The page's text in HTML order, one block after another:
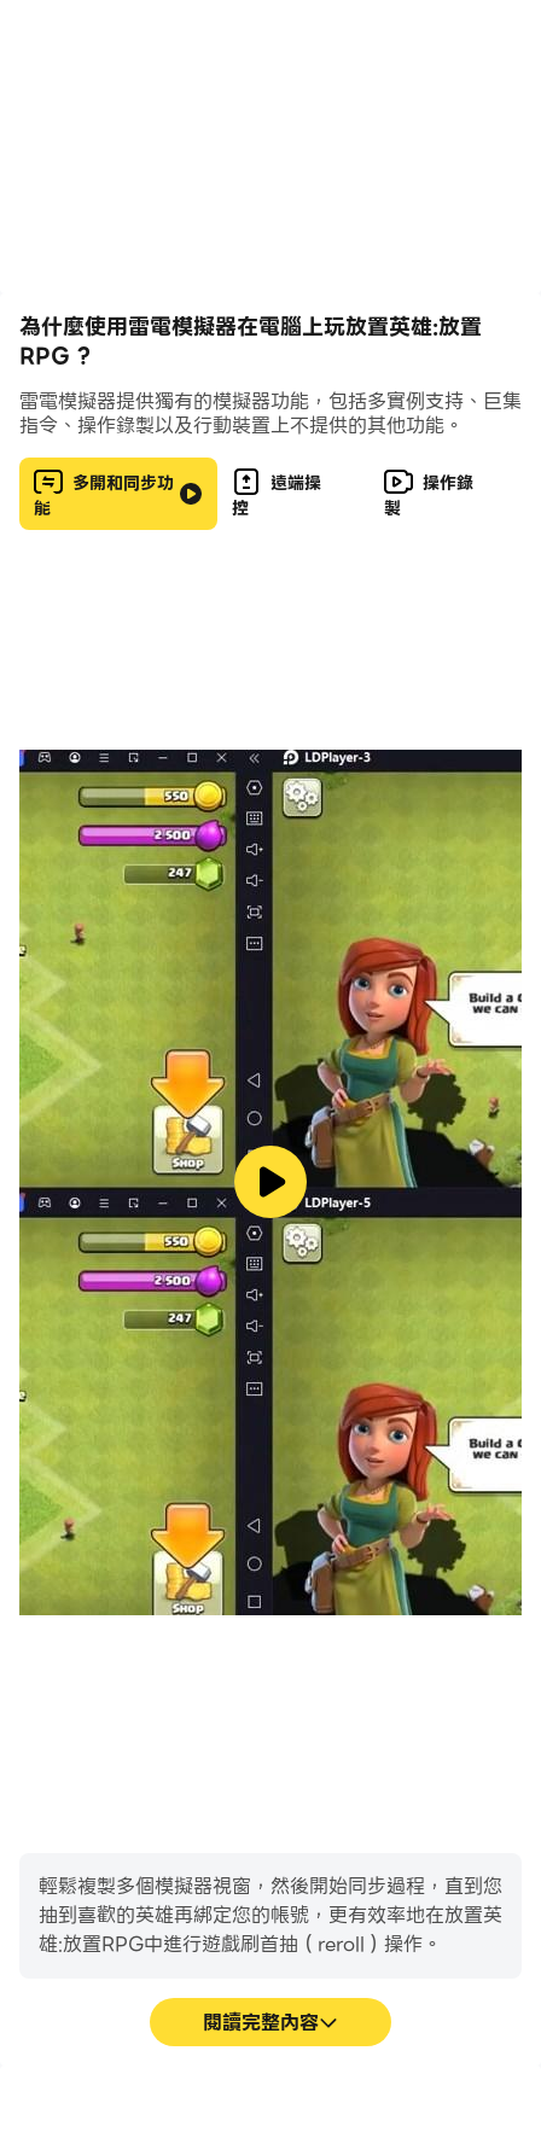
掘，而這次獲得它的人是地獄女王芙蕾雅，她或許要藉此掌
控整個世界。
城堡裡的聯盟騎士，地穴中的部落戰士，森林的精靈法師，
古墓的不死亡魂，以及居於神界的天堂眾神都為了創世之力
而踏上征程。
您將會與六個不同派系中的500多名英雄一起戰鬥，發現屬
於自己的聖劍，並在危險來臨之前阻止芙蕾雅的計劃。
每天免費獲得鑽石、金幣、裝備、英雄等養成所需資源，豐
富活動獎勵上線即可收取！
【六大陣營，豐富養成】：
來自六個陣營戰士、法師、遊俠、刺客、牧師等多種職業的
500多名英雄，隨時等您召喚。提升英雄等級星級覺醒進
化，合理配置英雄天賦技能，解鎖更酷炫的外型、更強大的
技能，可以有效提高隊伍戰鬥力！
英雄裝備提升英雄生命和防禦，符文提升英雄潛力屬性，合
理搭配利用英雄神器擁有的技能機制屬性讓您的英雄更加強
大。
【PVE玩法多種多樣，每天不重樣】
英雄遠征、虛空牢籠、暗影迷宮等多樣Rogue-like玩法，
考驗您的隊伍指揮能力；
主線副本、地下祕境、星之試煉等驗證您對英雄隊伍的熟悉
度和技能克制能力；
打造你的專屬領地，解鎖鑽石、金幣、木材等資源建築，裝
扮領地家園，提升家園繁榮度，開啟冒險號航海之旅，沿途
擊敗海盜，收取豐富戰利品；
解鎖寵物之家，飼養培育多名可愛寵物，解鎖寵物高級技能
和潛能，並帶入戰場一起戰鬥，讓您的隊伍更加強大！
【PVP競技比賽，全球王者爭霸】：
通過單人PVP勇士聯賽進入精英賽場，再到國王聯賽，一
路過關斬將進入傳奇聯賽，最終的王者對決！
邀請好友一起組建奇幻特工隊，與來自全球不同地方的玩家
一起組隊競技；
會個人科技實力，爭奪跨服公會排名，贏取豐厚獎勵！
密斯提亞魔塔爭奪戰為傑出公會聯盟開放，搶奪資源礦池，
爭奪冠軍徽章和大量寶物！
與來自世界各地的數千萬玩家一同遊戲，分享遊戲和生活的
為什麼使用雷電模擬器在電腦上玩放置英雄:放置
RPG ?
雷電模擬器提供獨有的模擬器功能，包括多實例支持、巨集
指令、操作錄製以及行動裝置上不提供的其他功能。
多開和同步功
能
遠端操
控
操作錄
製
輕鬆複製多個模擬器視窗，然後開始同步過程，直到您
抽到喜歡的英雄再綁定您的帳號，更有效率地在放置英
雄:放置RPG中進行遊戲刷首抽（reroll）操作。
閱讀完整內容